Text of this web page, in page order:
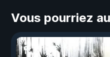
Vous pourriez